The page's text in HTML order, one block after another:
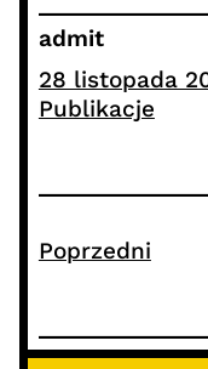
admit
28 listopada
Publikacje
Poprzedni